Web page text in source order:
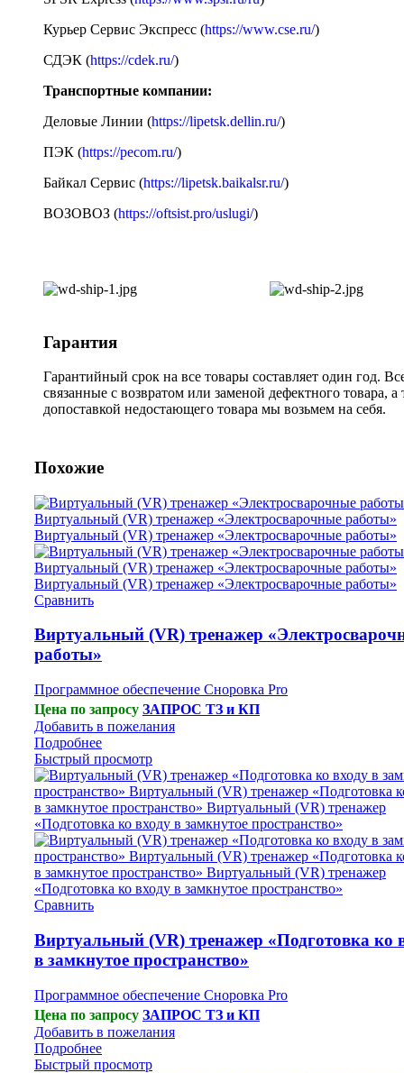
Курьер Сервис Экспресс (https://www.cse.ru/)
СДЭК (https://cdek.ru/)
Транспортные компании:
Деловые Линии (https://lipetsk.dellin.ru/)
ПЭК (https://pecom.ru/)
Байкал Сервис (https://lipetsk.baikalsr.ru/)
ВОЗОВОЗ (https://oftsist.pro/uslugi/)
Гарантия
Гарантийный срок на все товары составляет один год.
связанные с возвратом или заменой дефектного товара, а
допоставкой недостающего товара мы возьмем на себя.
Похожие
Сравнить
Виртуальный (VR) тренажер
работы»
Программное обеспечение Сноровка Pro
Цена по запросуЗАПРОС ТЗ и КП
Добавить в пожелания
Подробнее
Быстрый просмотр
Сравнить
Виртуальный (VR) тренажер «Подготовка ко
в замкнутое пространство»
Программное обеспечение Сноровка Pro
Цена по запросуЗАПРОС ТЗ и КП
Добавить в пожелания
Подробнее
Быстрый просмотр